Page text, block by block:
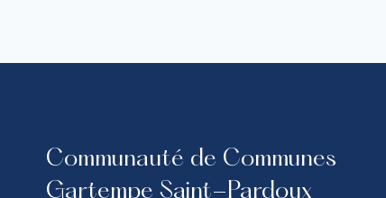
Communauté de Communes
Gartempe Saint-Pardoux